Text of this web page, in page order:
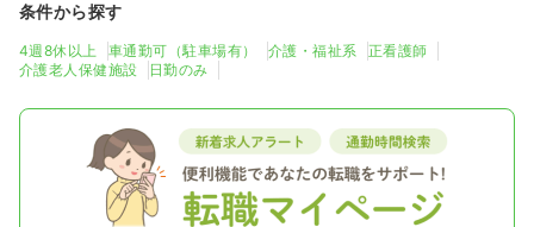
条件から探す
4週8休以上 車通勤可（駐車場有） 介護・福祉系
正看護師
介護老人保健施設
日勤のみ